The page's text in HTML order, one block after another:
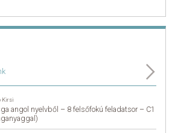
Kirsi
angol nyelvből – 8 felsőfokú feladatsor – C1